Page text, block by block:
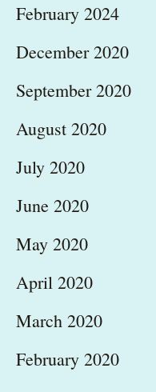
February 2024
December 2020
September 2020
August 2020
July 2020
June 2020
May 2020
April 2020
March 2020
February 2020